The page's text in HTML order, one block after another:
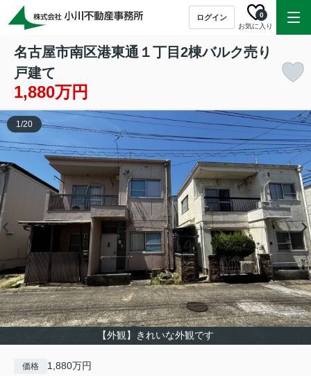
ログイン
お気に入り
0
名古屋市南区港東通１丁目2棟バルク売り
戸建て
1,880万円
【外観】きれいな外観です
1/20
価格 1,880万円